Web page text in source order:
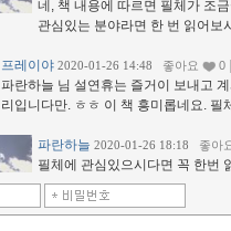
네, 책 내용에 따르면 필체가 조
관심있는 분야라면 한 번 읽어보
프레이야 2020-01-26 14:48 좋아요 0
파란하늘 님 설연휴는 즐거이 보내고
리입니다만. ㅎㅎ 이 책 흥미롭네요.
파란하늘 2020-01-26 18:18 좋아
필체에 관심있으시다면 꼭 한번